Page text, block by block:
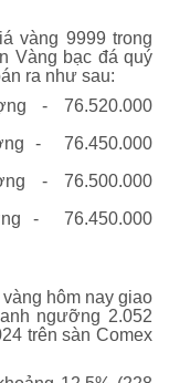
vàng 9999 trong
Vàng bạc đá quý
ra như sau:
- 76.520.000
- 76.450.000
- 76.500.000
- 76.450.000
hôm nay giao
ngưỡng 2.052
trên sàn Comex